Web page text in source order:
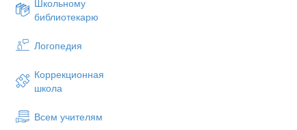
Школьному
библиотекарю
Логопедия
Коррекционная
школа
Всем учителям